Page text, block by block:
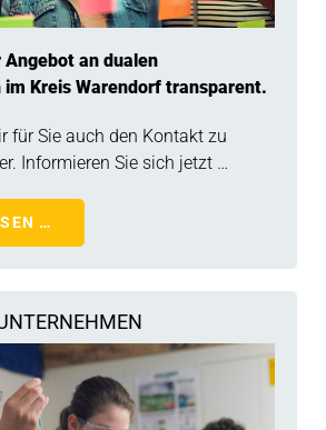
Angebot an dualen
im Kreis Warendorf transparent.
für Sie auch den Kontakt zu
Informieren Sie sich jetzt …
…